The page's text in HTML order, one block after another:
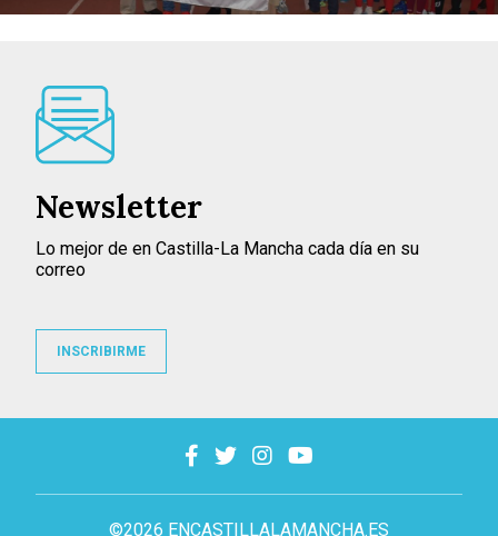
©2026 ENCASTILLALAMANCHA.ES
Newsletter
Lo mejor de en Castilla-La Mancha cada día en su
correo
INSCRIBIRME